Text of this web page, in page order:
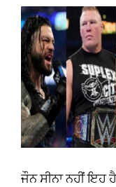
ਜੌਨ ਸੀਨਾ ਨਹੀਂ ਇਹ